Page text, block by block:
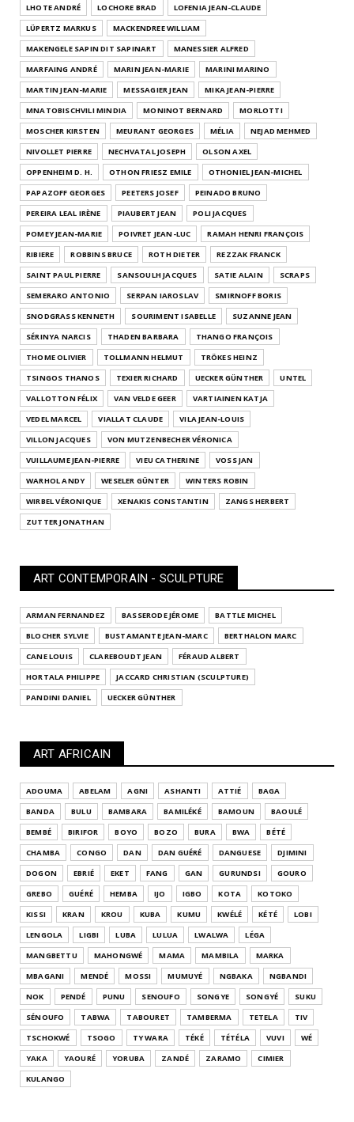
LHOTE ANDRÉ LOCHORE BRAD
LOFENIA JEAN-CLAUDE
LÜPERTZ MARKUS
MACKENDREE WILLIAM
MAKENGELE SAPIN DIT SAPINART
MANESSIER ALFRED
MARFAING ANDRÉ
MARIN JEAN-MARIE
MARINI MARINO
MARTIN JEAN-MARIE
MESSAGIER JEAN
MIKA JEAN-PIERRE
MNATOBISCHVILI MINDIA
MONINOT BERNARD
MORLOTTI
MOSCHER KIRSTEN
MEURANT GEORGES MÉLIA
NEJAD MEHMED
NIVOLLET PIERRE
NECHVATAL JOSEPH
OLSON AXEL
OPPENHEIM D. H.
OTHON FRIESZ EMILE
OTHONIEL JEAN-MICHEL
PAPAZOFF GEORGES
PEETERS JOSEF
PEINADO BRUNO
PEREIRA LEAL IRÈNE
PIAUBERT JEAN
POLI JACQUES
POMEY JEAN-MARIE
POIVRET JEAN-LUC
RAMAH HENRI FRANÇOIS
RIBIERE
ROBBINS BRUCE ROTH DIETER
REZZAK FRANCK
SAINT PAUL PIERRE
SANSOULH JACQUES SATIE ALAIN
SCRAPS
SEMERARO ANTONIO
SERPAN IAROSLAV
SMIRNOFF BORIS
SNODGRASS KENNETH
SOURIMENT ISABELLE
SUZANNE JEAN
SÉRINYA NARCIS
THADEN BARBARA
THANGO FRANÇOIS
THOME OLIVIER
TOLLMANN HELMUT
TRÖKES HEINZ
TSINGOS THANOS
TEXIER RICHARD UECKER GÜNTHER
UNTEL
VALLOTTON FÉLIX
VAN VELDE GEER
VARTIAINEN KATJA
VEDEL MARCEL
VIALLAT CLAUDE
VILA JEAN-LOUIS
VILLON JACQUES
VON MUTZENBECHER VÉRONICA
VUILLAUME JEAN-PIERRE
VIEU CATHERINE
VOSS JAN
WARHOL ANDY
WESELER GÜNTER
WINTERS ROBIN
WIRBEL VÉRONIQUE
XENAKIS CONSTANTIN
ZANGS HERBERT
ZUTTER JONATHAN
ART CONTEMPORAIN - SCULPTURE
ARMAN FERNANDEZ BASSERODE JÉROME
BATTLE MICHEL
BLOCHER SYLVIE
BUSTAMANTE JEAN-MARC
BERTHALON MARC
CANE LOUIS
CLAREBOUDT JEAN
FÉRAUD ALBERT
HORTALA PHILIPPE
JACCARD CHRISTIAN (SCULPTURE)
PANDINI DANIEL
UECKER GÜNTHER
ART AFRICAIN
ADOUMA ABELAM AGNI ASHANTI ATTIÉ
BAGA
BANDA
BULU BAMBARA BAMILÉKÉ BAMOUN
BAOULÉ
BEMBÉ
BIRIFOR BOYO BOZO BURA BWA
BÉTÉ
CHAMBA
CONGO DAN DAN GUÉRÉ DANGUESE
DJIMINI
DOGON
EBRIÉ EKET FANG GAN GURUNDSI
GOURO
GREBO
GUÉRÉ HEMBA IJO IGBO KOTA
KOTOKO
KISSI
KRAN KROU KUBA KUMU KWÉLÉ KÉTÉ
LOBI
LENGOLA
LIGBI LUBA LULUA LWALWA
LÉGA
MANGBETTU
MAHONGWÉ MAMA MAMBILA
MARKA
MBAGANI
MENDÉ MOSSI MUMUYÉ NGBAKA
NGBANDI
NOK
PENDÉ PUNU SENOUFO SONGYE SONGYÉ
SUKU
SÉNOUFO
TABWA TABOURET TAMBERMA TETELA
TIV
TSCHOKWÉ
TSOGO TY WARA TÉKÉ TÉTÉLA VUVI
WÉ
YAKA
YAOURÉ YORUBA ZANDÉ ZARAMO
CIMIER
KULANGO